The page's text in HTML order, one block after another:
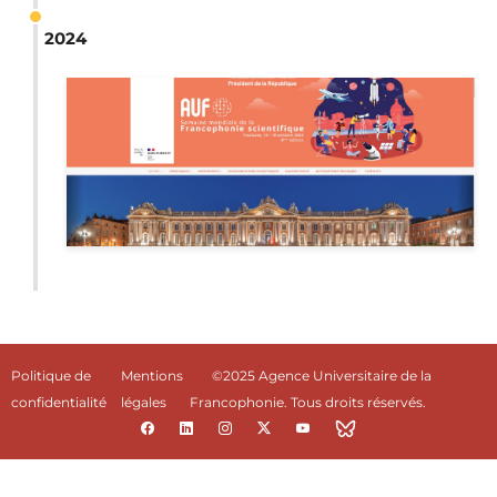
2024
Politique de
confidentialité
Mentions
légales
©2025 Agence Universitaire de la
Francophonie. Tous droits réservés.